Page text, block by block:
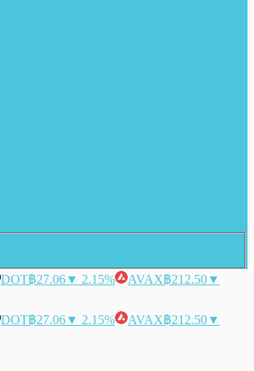
DOT฿27.06▼ 2.15% AVAX฿212.50▼
DOT฿27.06▼ 2.15% AVAX฿212.50▼